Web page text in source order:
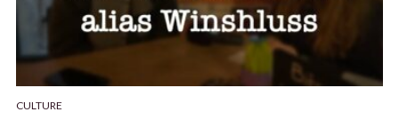
CULTURE